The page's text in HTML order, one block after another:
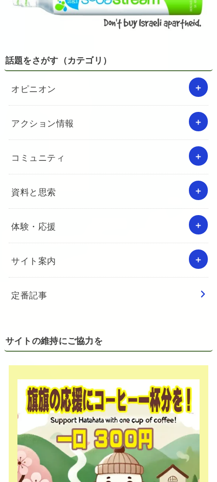
話題をさがす（カテゴリ）
オピニオン
アクション情報
コミュニティ
資料と思索
体験・応援
サイト案内
定番記事
サイトの維持にご協力を